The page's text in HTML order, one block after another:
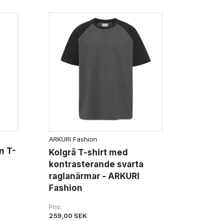
T-
ARKURI Fashion
Kolgrå T-shirt med
kontrasterande svarta
raglanärmar - ARKURI
Fashion
Pris
259,00 SEK